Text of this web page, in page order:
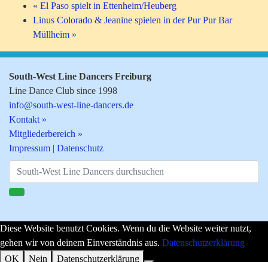
« El Paso spielt in Ettenheim/Heuberg
Linus Colorado & Jeanine spielen in der Pur Pur Bar
Müllheim »
South-West Line Dancers Freiburg
Line Dance Club since 1998
info@south-west-line-dancers.de
Kontakt »
Mitgliederbereich »
Impressum | Datenschutz
Finden
Diese Website benutzt Cookies. Wenn du die Website weiter nutzt,
gehen wir von deinem Einverständnis aus. Datenschutzerklärung
OK
Nein Datenschutzerklärung